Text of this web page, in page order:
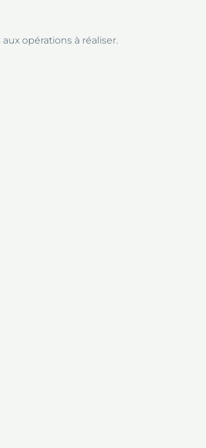
opérations à réaliser.